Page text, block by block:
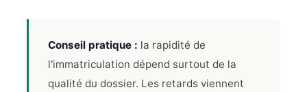
Conseil pratique : la rapidité de
l'immatriculation dépend surtout de la
qualité du dossier. Les retards viennent